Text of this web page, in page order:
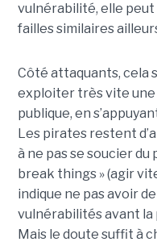
vulnérabilité, elle
failles similaires
Côté attaquants, cela
exploiter très vite une
publique, en
Les pirates restent
à ne pas se soucier du
break things » (agir
indique ne pas avoir
vulnérabilités avant
Mais le doute suffit à